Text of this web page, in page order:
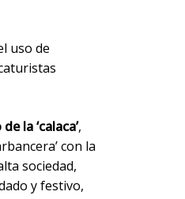
uso de
la ‘calaca’,
con la
sociedad,
y festivo,